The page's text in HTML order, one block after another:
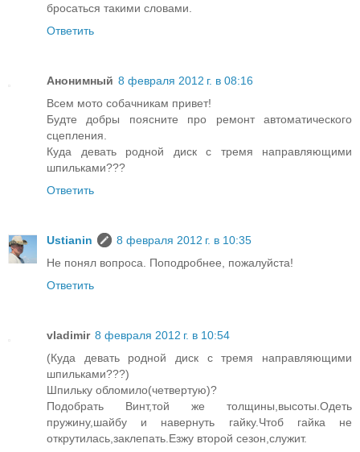
бросаться такими словами.
Ответить
Анонимный 8 февраля 2012 г. в 08:16
Всем мото собачникам привет!
Будте добры поясните про ремонт автоматического
сцепления.
Куда девать родной диск с тремя направляющими
шпильками???
Ответить
Ustianin
8 февраля 2012 г. в 10:35
Не понял вопроса. Поподробнее, пожалуйста!
Ответить
vladimir 8 февраля 2012 г. в 10:54
(Куда девать родной диск с тремя направляющими
шпильками???)
Шпильку обломило(четвертую)?
Подобрать Винт,той же толщины,высоты.Одеть
пружину,шайбу и навернуть гайку.Чтоб гайка не
открутилась,заклепать.Езжу второй сезон,служит.